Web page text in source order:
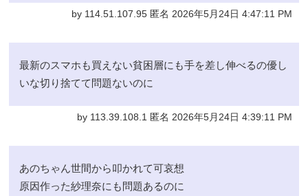
by 114.51.107.95 匿名 2026年5月24日 4:47:11 PM
最新のスマホも買えない貧困層にも手を差し伸べるの優し
いな切り捨てて問題ないのに
by 113.39.108.1 匿名 2026年5月24日 4:39:11 PM
あのちゃん世間から叩かれて可哀想
原因作った紗理奈にも問題あるのに